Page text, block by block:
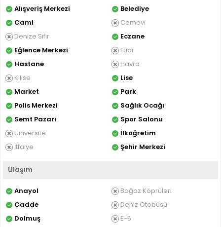
Alışveriş Merkezi
Belediye
Cami
Cemevi
Denize Sıfır
Eczane
Eğlence Merkezi
Fuar
Hastane
Havra
Kilise
Lise
Market
Park
Polis Merkezi
Sağlık Ocağı
Semt Pazarı
Spor Salonu
Üniversite
İlköğretim
İtfaiye
Şehir Merkezi
Ulaşım
Anayol
Boğaz Köprüleri
Cadde
Deniz Otobüsü
Dolmuş
E-5